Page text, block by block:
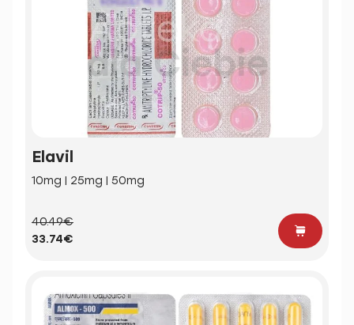
Elavil
10mg | 25mg | 50mg
40.49€
33.74€